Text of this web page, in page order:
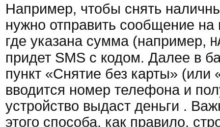
Например, чтобы снять
нужно отправить сообщение
где указана сумма (например,
придет SMS с кодом. Далее в
пункт «Снятие без карты»
вводится номер телефона и
устройство выдаст деньги .
этого способа, как правило,